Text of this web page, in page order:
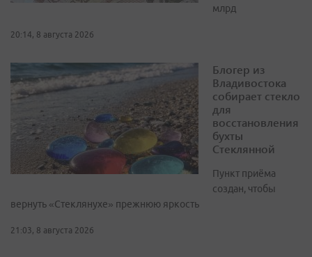
млрд
20:14, 8 августа 2026
Блогер из
Владивостока
собирает стекло
для
восстановления
бухты
Стеклянной
Пункт приёма
создан, чтобы
вернуть «Стеклянухе» прежнюю яркость
21:03, 8 августа 2026